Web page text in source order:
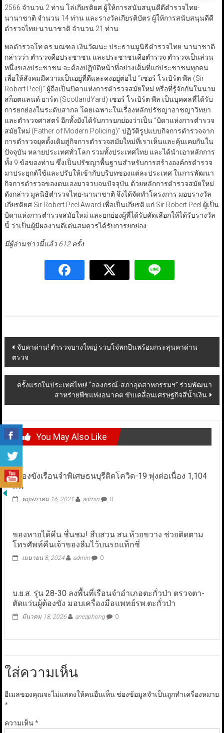
2566 จำนวน 2 ท่าน โล่เกียรติยศ ผู้ให้การสนับสนุนดีดีตำรวจไทย-
นานาชาติ จำนวน 14 ท่าน และรางวัลเกียรติบัตร ผู้ให้การสนับสนุนดีดี
ตำรวจไทย-นานาชาติ จำนวน 21 ท่าน
พลตำรวจโท ดร.มณฑล เงินวัฒนะ ประธานมูนิธิตำรวจไทย-นานาชาติ
กล่าวว่า ตำรวจคือประชาชน และประชาชนคือตำรวจ ตำรวจเป็นส่วน
หนึ่งของประชาชน จะต้องปฏิบัติหน้าที่อย่างเต็มที่แก่ประชาชนทุกคน
เพื่อให้สังคมมีความเป็นอยู่ที่ดีและคงอยู่ต่อไป “เซอร์ โรเบิร์ต พีล (Sir
Robert Peel)” ผู้ถือเป็นบิดาแห่งการตำรวจสมัยใหม่ หรือที่รู้จักกันในนาม
สก็อตแลนด์ ยาร์ด (ScotlandYard) เซอร์ โรเบิร์ต พีล เป็นบุคคลที่ได้รับ
การยกย่องในระดับสากล โดยเฉพาะในเรื่องหลักปรัชญาอาชญาวิทยา
และตำรวจศาสตร์ อีกทั้งยังได้รับการยกย่องว่าเป็น “บิดาแห่งการตำรวจ
สมัยใหม่ (Father of Modern Policing)” ปฏิวัติรูปแบบกิจการตำรวจจาก
การตำรวจยุคดั้งเดิมสู่กิจการตำรวจสมัยใหม่ที่เราเห็นและคุ้นเคยกันใน
ปัจจุบัน หลายประเทศทั่วโลก รวมทั้งประเทศไทย และได้นำเอาหลักการ
ทั้ง 9 ข้อของท่าน ซึ่งเป็นปรัชญาพื้นฐานสำหรับการสร้างองค์กรตำรวจ
มาประยุกต์ใช้และปรับให้เข้ากับบริบทของแต่ละประเทศ ในการพัฒนา
กิจการตำรวจของตนเองมาจวบจนปัจจุบัน ด้วยหลักการตำรวจสมัยใหม่
ดังกล่าว มูลนิธิตำรวจไทย-นานาชาติ จึงได้จัดทำโครงการ มอบรางวัล
เกียรติยศ Sir Robert Peel Award เพื่อเป็นเกียรติ แก่ Sir Robert Peel ผู้เป็น
บิดาแห่งการตำรวจสมัยใหม่ และยกย่องผู้ที่ได้รับคัดเลือกให้ได้รับรางวัล
นี้ ว่าเป็นผู้มีผลงานดีเด่นสมควรได้รับการยกย่อง
มีผู้อ่านข่าวนี้แล้ว 612 ครั้ง
Post
navigation
จับคาด่าน! ตำรวจบางใหญ่ รวบโจ๋พกปืนพร้อมกระสุนคาด่าน
ตรวจ
ครั้งแรกในประเทศไทย! “อลงกรณ์-สภาอุตสาหกรรมฯ” ร่วมพัฒนา
สาหร่ายพืชแห่งอนาคต ขับเคลื่อนเศรษฐกิจสีน้ำเงิน
You May Also Like
ผู้ต้องขังเรือนจำพิเศษธนบุรีติดโควิด-19 พุ่งต่อเนื่อง 1,104
คน
พฤษภาคม 16, 2021 admin 0
ของหายได้คืน ชื่นชม! สืบสวน สน.ห้วยขวาง ช่วยติดตาม
โทรศัพท์คืนเจ้าของลืมไว้บนรถแท็กซี่
เมษายน 8, 2024 admin 0
บ.ย.ส. รุ่น 28-30 ลงพื้นที่เรือนจำอำเภอตะกั่วป่า ตรวจตา-
ตัดแว่นผู้ต้องขัง มอบเครื่องมือแพทย์รพ.ตะกั่วป่า
มีนาคม 18, 2026 aneaphong 0
ใส่ความเห็น
อีเมลของคุณจะไม่แสดงให้คนอื่นเห็น ช่องข้อมูลจำเป็นถูกทำเครื่องหมาย
*
ความเห็น*